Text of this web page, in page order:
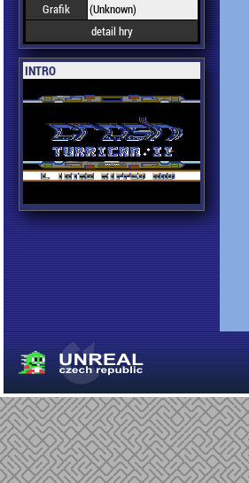
Grafik
(Unknown)
detail hry
INTRO